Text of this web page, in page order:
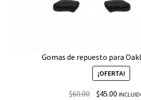
Gomas de repuesto para
¡OFERTA!
$60.00 $45.00